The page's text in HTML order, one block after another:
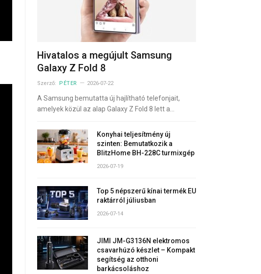
Hivatalos a megújult Samsung
Galaxy Z Fold 8
Szerző: PÉTER 2026-07-22
A Samsung bemutatta új hajlítható telefonjait,
amelyek közül az alap Galaxy Z Fold 8 lett a…
Konyhai teljesítmény új
szinten: Bemutatkozik a
BlitzHome BH-228C turmixgép
2026-07-19
Top 5 népszerű kínai termék EU
raktárról júliusban
2026-07-14
JIMI JM-G3136N elektromos
csavarhúzó készlet – Kompakt
segítség az otthoni
barkácsoláshoz